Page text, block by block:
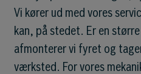
Vi kører ud med vores
kan, på stedet. Er en
afmonterer vi fyret og
værksted. For vores